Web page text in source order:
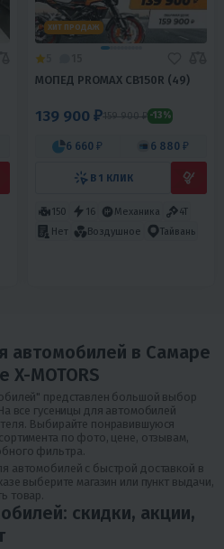
ХИТ ПРОДАЖ
МОПЕД PROMAX CB150R (49)
139 900 ₽159 900 ₽ -13%
6 660 ₽ 6 880 ₽
В 1 КЛИК
150 16 Механика
4T
Нет
Воздушное Тайвань
автомобилей в Самаре
X-MOTORS
представлен большой выбор
все гусеницы для автомобилей
Выбирайте понравившуюся
по фото, цене, отзывам,
фильтра.
автомобилей с быстрой доставкой в
выберите магазин или пункт выдачи,
товар.
скидки, акции,